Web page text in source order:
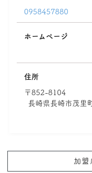
0958457880
ホームページ
住所
〒852-8104
長崎県長崎市茂里
加盟